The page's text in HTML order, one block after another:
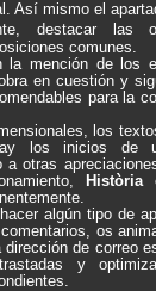
Así mismo el
destacar las
comunes.
la mención de los
en cuestión y
para la
los
los inicios de
a otras
Història
algún tipo de
os
de correo
y